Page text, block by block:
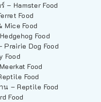
– Hamster Food
Food
Mice Food
Food
Prairie Dog Food
Food
Food
Food
น – Reptile Food
Food